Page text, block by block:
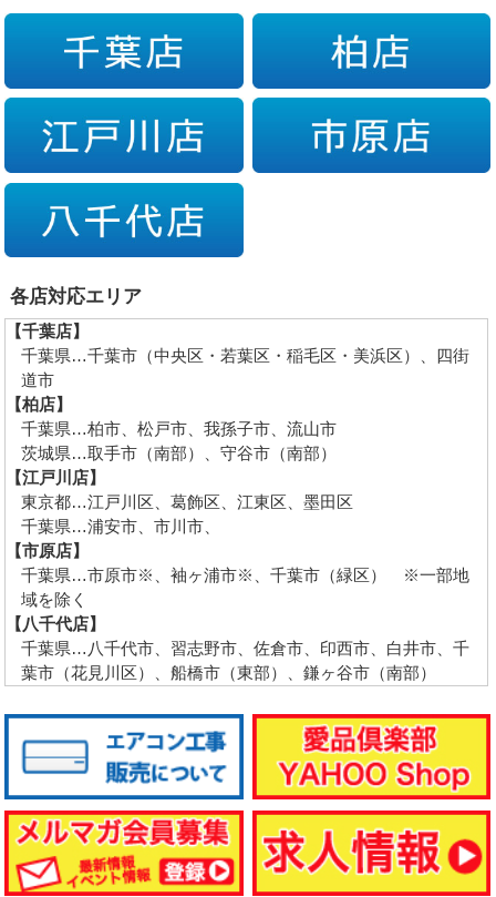
各店対応エリア
【千葉店】
千葉県…千葉市（中央区・若葉区・稲毛区・美浜区）、四街
道市
【柏店】
千葉県…柏市、松戸市、我孫子市、流山市
茨城県…取手市（南部）、守谷市（南部）
【江戸川店】
東京都…江戸川区、葛飾区、江東区、墨田区
千葉県…浦安市、市川市、
【市原店】
千葉県…市原市※、袖ヶ浦市※、千葉市（緑区） ※一部地
域を除く
【八千代店】
千葉県…八千代市、習志野市、佐倉市、印西市、白井市、千
葉市（花見川区）、船橋市（東部）、鎌ヶ谷市（南部）